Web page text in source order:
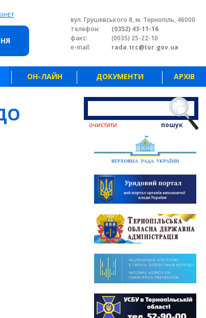
вул. Грушевського 8, м. Тернопіль, 46000
телефон:
(0352) 43-11-16
факс:
(0035) 25-22-10
e-mail:
rada.trc@tor.gov.ua
ОН-ЛАЙН ДОКУМЕНТИ АРХІВ
пошук
очистити